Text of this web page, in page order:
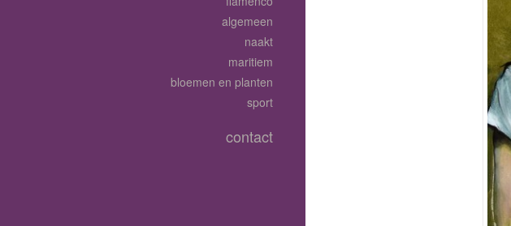
algemeen
naakt
maritiem
bloemen en planten
sport
contact